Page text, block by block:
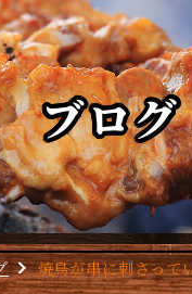
ブログ
焼鳥が串に刺さって